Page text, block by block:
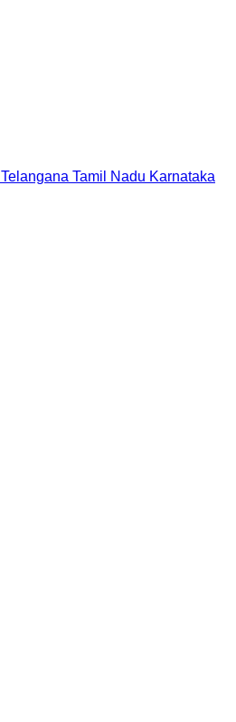
Telangana Tamil Nadu Karnataka